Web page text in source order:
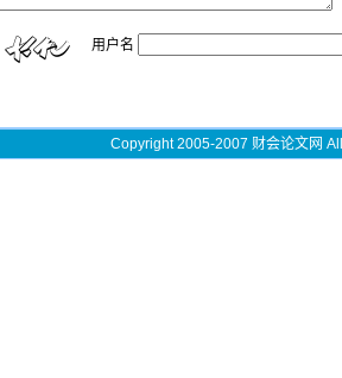
用户名
Copyright 2005-2007 财会论文网